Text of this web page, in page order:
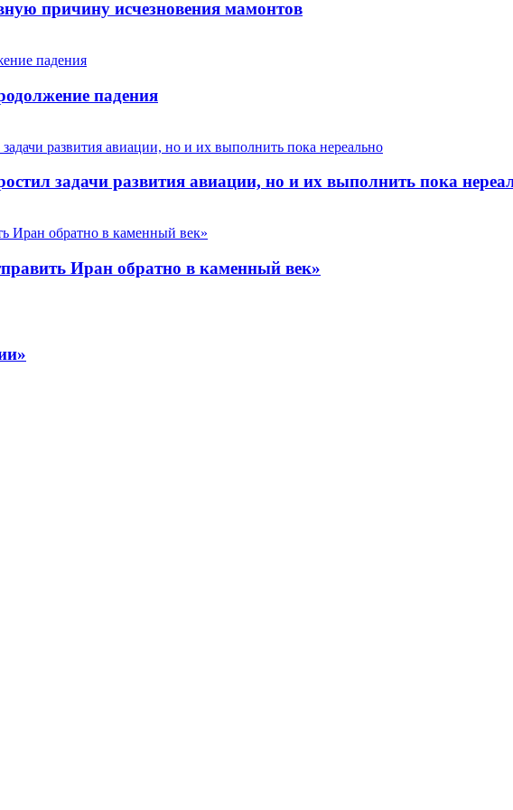
причину исчезновения мамонтов
падения
задачи развития авиации, но и их выполнить пока
Иран обратно в каменный век»